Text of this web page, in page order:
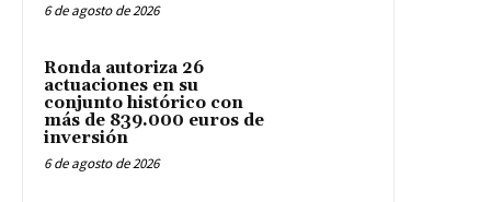
6 de agosto de 2026
Ronda autoriza 26
actuaciones en su
conjunto histórico con
más de 839.000 euros de
inversión
6 de agosto de 2026